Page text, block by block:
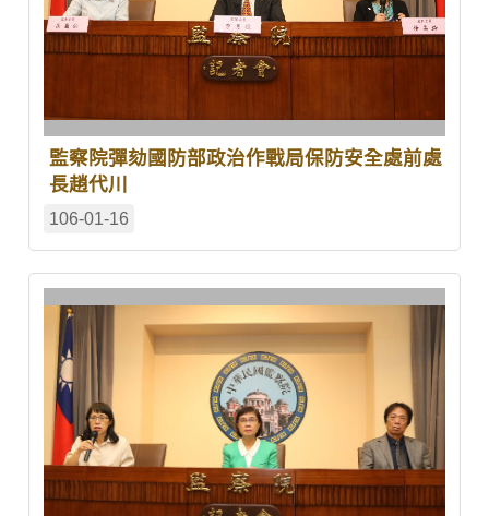
監察院彈劾國防部政治作戰局保防安全處前處
長趙代川
106-01-16